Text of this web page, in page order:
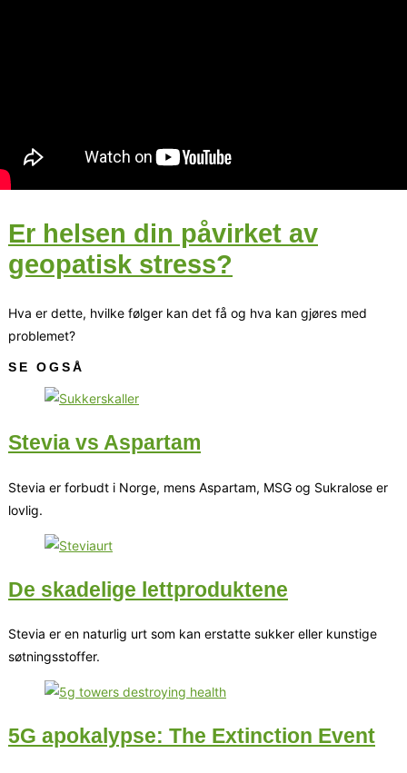
Er helsen din påvirket av
geopatisk stress?
Hva er dette, hvilke følger kan det få og hva kan gjøres med
problemet?
SE OGSÅ
Stevia vs Aspartam
Stevia er forbudt i Norge, mens Aspartam, MSG og Sukralose er
lovlig.
De skadelige lettproduktene
Stevia er en naturlig urt som kan erstatte sukker eller kunstige
søtningsstoffer.
5G apokalypse: The Extinction Event